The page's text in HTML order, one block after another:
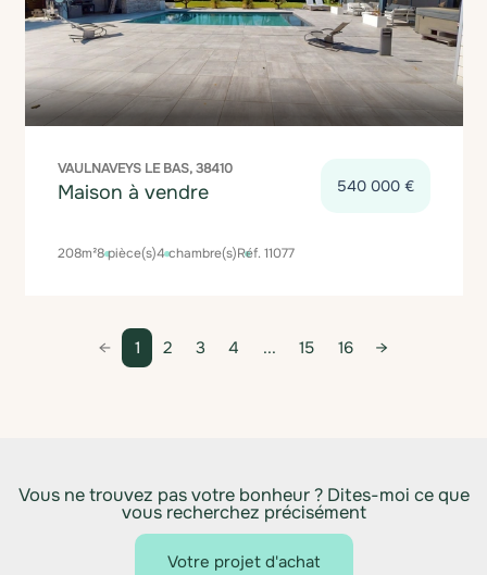
VAULNAVEYS LE BAS, 38410
Maison à vendre 540 000 €
208m²8 pièce(s)4 chambre(s)Réf. 11077
1 2 3 4 ... 15 16
Vous ne trouvez pas votre bonheur ? Dites-moi ce que
vous recherchez précisément
Votre projet d'achat